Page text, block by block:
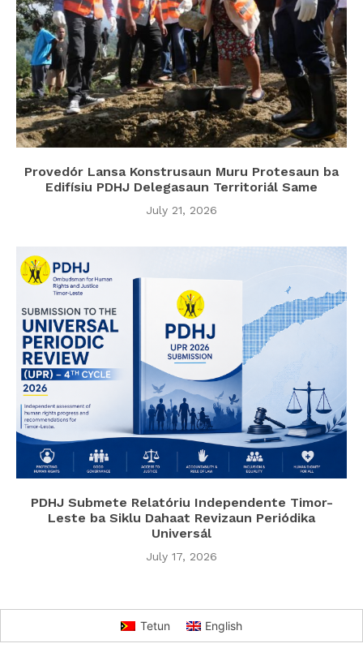
Provedór Lansa Konstrusaun Muru Protesaun ba
Edifísiu PDHJ Delegasaun Territoriál Same
July 21, 2026
PDHJ Submete Relatóriu Independente Timor-
Leste ba Siklu Dahaat Revizaun Periódika
Universál
July 17, 2026
Tetun English